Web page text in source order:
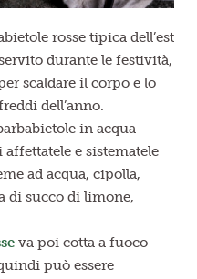
rosse tipica dell’est
durante le festività,
scaldare il corpo e lo
dell’anno.
in acqua
e sistematele
ad acqua, cipolla,
di succo di limone,
va poi cotta a fuoco
può essere